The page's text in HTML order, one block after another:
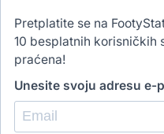
Pretplatite se na
10 besplatnih korisničkih
praćena!
Unesite svoju adresu e-